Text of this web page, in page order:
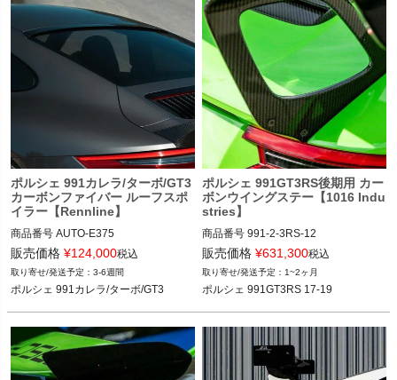
ポルシェ 991カレラ/ターボ/GT3
カーボンファイバー ルーフスポ
イラー【Rennline】
商品番号 AUTO-E375
12REN"E375"
販売価格 ¥124,000税込
3-6週間
ポルシェ 991カレラ/ターボ/GT3
ポルシェ 991GT3RS後期用 カー
ボンウイングステー【1016 Indu
stries】
商品番号 991-2-3RS-12
991-2-3RS-12
12VIVID"991.2.3RS.12"
販売価格 ¥631,300税込
1~2ヶ月
ポルシェ 991GT3RS 17-19